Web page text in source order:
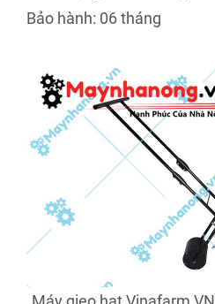
Bảo hành: 06 tháng